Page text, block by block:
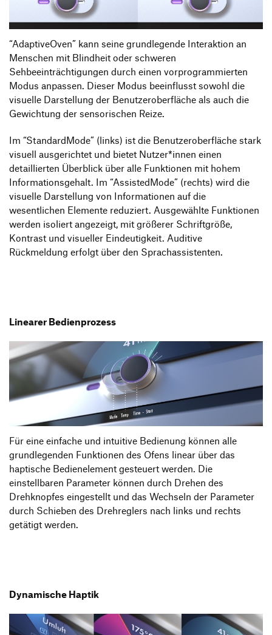
“AdaptiveOven” kann seine grundlegende Interaktion an
Menschen mit Blindheit oder schweren
Sehbeeinträchtigungen durch einen vorprogrammierten
Modus anpassen. Dieser Modus beeinflusst sowohl die
visuelle Darstellung der Benutzeroberfläche als auch die
Gewichtung der sensorischen Reize.
Im “StandardMode” (links) ist die Benutzeroberfläche stark
visuell ausgerichtet und bietet Nutzer*innen einen
detaillierten Überblick über alle Funktionen mit hohem
Informationsgehalt. Im “AssistedMode” (rechts) wird die
visuelle Darstellung von Informationen auf die
wesentlichen Elemente reduziert. Ausgewählte Funktionen
werden isoliert angezeigt, mit größerer Schriftgröße,
Kontrast und visueller Eindeutigkeit. Auditive
Rückmeldung erfolgt über den Sprachassistenten.
Linearer Bedienprozess
Für eine einfache und intuitive Bedienung können alle
grundlegenden Funktionen des Ofens linear über das
haptische Bedienelement gesteuert werden. Die
einstellbaren Parameter können durch Drehen des
Drehknopfes eingestellt und das Wechseln der Parameter
durch Schieben des Drehreglers nach links und rechts
getätigt werden.
Dynamische Haptik